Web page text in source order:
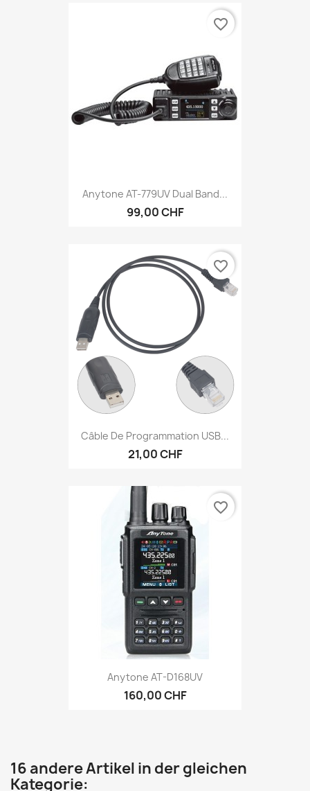
Anytone AT-779UV Dual Band...
99,00 CHF
favorite_border
Câble De Programmation USB...
21,00 CHF
favorite_border
Anytone AT-D168UV
160,00 CHF
favorite_border
16 andere Artikel in der gleichen
Kategorie: